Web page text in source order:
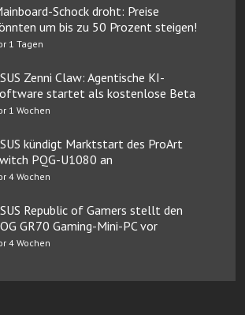
Schock droht: Preise
um bis zu 50 Prozent steigen!
1 Tagen
Zenni Claw: Agentische KI-
startet als kostenlose Beta
1 Wochen
kündigt Marktstart des ProArt
PQG-U1080 an
4 Wochen
Republic of Gamers stellt den
GR70 Gaming-Mini-PC vor
4 Wochen